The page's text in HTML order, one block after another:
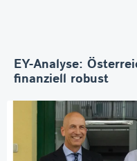
EY-Analyse:
finanziell robust